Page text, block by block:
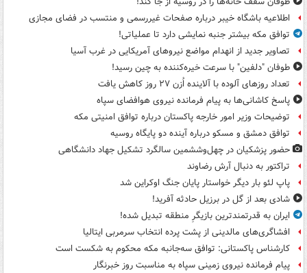
اطلاعیه باشگاه خیبر درباره صفحات غیررسمی و منتسب در فضای مجازی
توافق مکه بیشتر جنبه نمایشی دارد تا عملیاتی!
تصاویر جدید از انهدام مواضع نیروهای آمریکایی در غرب آسیا
طوفان "دلفین" با سرعت خیره‌کننده به چین رسید!
تعداد روزهای آلوده با آلاینده اُزن ۲۷ روز کاهش یافت
پاسخ کاشانی‌ها به پیام فرمانده نیروی هوافضای سپاه
توضیحات وزیر امور خارجه پاکستان درباره توافق امنیتی مکه
توافق دمشق و مسکو درباره آینده دو پایگاه روسیه
حضور پزشکیان در چهل‌وششمین سالگرد تشکیل جهاد دانشگاهی
تراکتور به دنبال آرش رضاوند
پاپ لئو بار دیگر خواستار پایان جنگ اوکراین شد
شادی بعد از گل در برزیل حادثه آفرید!
ایران به قدرتمندترین بازیگرِ منطقه تبدیل شده!
افشاگری‌های مالدینی از پشت پرده انتخاب سرمربی ایتالیا
کارشناس پاکستانی: توافق سه‌جانبه مکه محکوم به شکست است
پیام فرمانده نیروی زمینی سپاه به مناسبت روز خبرنگار